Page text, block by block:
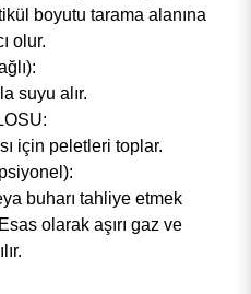
boyutu tarama alanına
olur.
suyu alır.
için peletleri toplar.
buharı tahliye etmek
olarak aşırı gaz ve